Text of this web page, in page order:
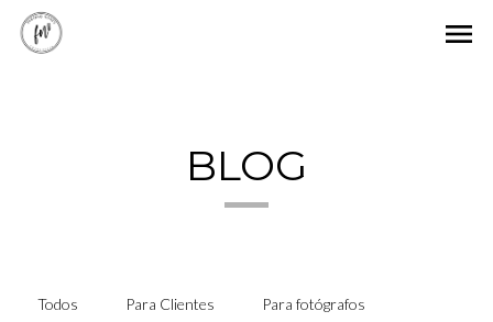
menu
BLOG
Todos Para Clientes Para fotógrafos